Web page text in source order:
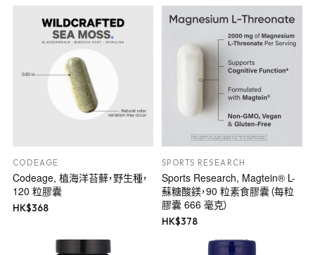
CODEAGE
Codeage, 植海洋苔蘚，野生種，
120 粒膠囊
HK$368
SPORTS RESEARCH
Sports Research, Magtein® L-
蘇糖酸鎂，90 粒素食膠囊（每粒
膠囊 666 毫克）
HK$378